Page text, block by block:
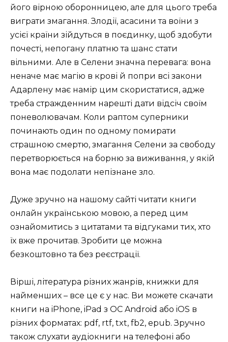
його вірною оборонницею, але для цього треба
виграти змагання. Злодії, асасини та воїни з
усієї країни зійдуться в поєдинку, щоб здобути
почесті, непогану платню та шанс стати
вільними. Але в Селени значна перевага: вона
неначе має магію в крові й попри всі закони
Адарлену має намір цим скористатися, адже
треба стражденним нарешті дати відсіч своїм
поневолювачам. Коли раптом суперники
починають один по одному помирати
страшною смертю, змагання Селени за свободу
перетворюється на борню за виживання, у якій
вона має подолати непізнане зло.
Дуже зручно на нашому сайті читати книги
онлайн українською мовою, а перед цим
ознайомитись з цитатами та відгуками тих, хто
їх вже прочитав. Зробити це можна
безкоштовно та без реєстрації.
Вірші, література різних жанрів, книжки для
найменших – все це є у нас. Ви можете скачати
книги на iPhone, iPad з ОС Android або iOS в
різних форматах: pdf, rtf, txt, fb2, epub. Зручно
також слухати аудіокниги на телефоні або